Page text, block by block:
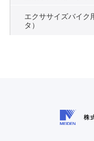
エクササイズバイ
タ）